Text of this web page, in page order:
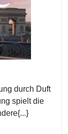
durch Duft
spielt die